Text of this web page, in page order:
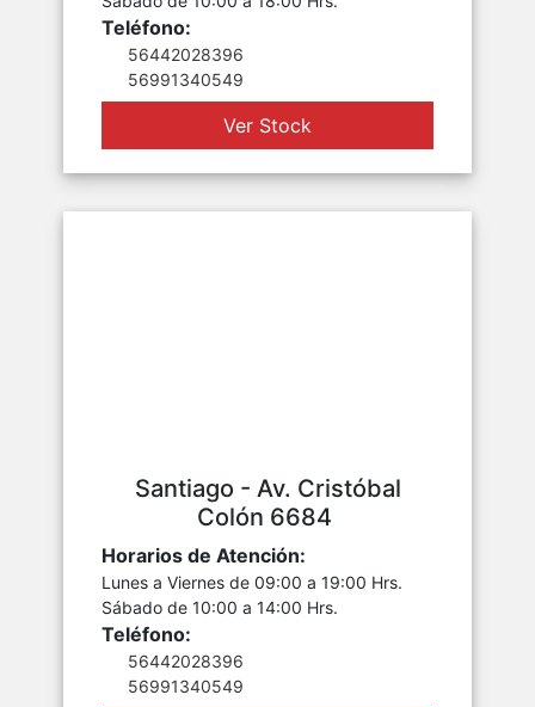
Teléfono:
56442028396
56991340549
Ver Stock
Santiago - Av. Cristóbal
Colón 6684
Horarios de Atención:
Lunes a Viernes de 09:00 a 19:00 Hrs.
Sábado de 10:00 a 14:00 Hrs.
Teléfono:
56442028396
56991340549